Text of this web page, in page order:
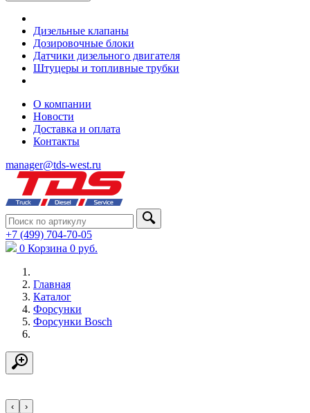
Дизельные клапаны
Дозировочные блоки
Датчики дизельного двигателя
Штуцеры и топливные трубки
О компании
Новости
Доставка и оплата
Контакты
manager@tds-west.ru
+7 (499) 704-70-05
0 Корзина 0 руб.
Главная
Каталог
Форсунки
Форсунки Bosch
‹ ›